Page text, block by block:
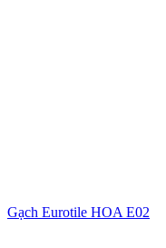
Gạch Eurotile HOA E02